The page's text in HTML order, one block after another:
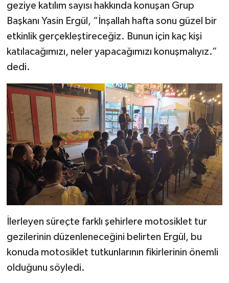
geziye katılım sayısı hakkında konuşan Grup
Başkanı Yasin Ergül, “İnşallah hafta sonu güzel bir
etkinlik gerçekleştireceğiz. Bunun için kaç kişi
katılacağımızı, neler yapacağımızı konuşmalıyız.”
dedi.
İlerleyen süreçte farklı şehirlere motosiklet tur
gezilerinin düzenleneceğini belirten Ergül, bu
konuda motosiklet tutkunlarının fikirlerinin önemli
olduğunu söyledi.
Şaphane
Simav
Siyaset
Spor
Tavşanlı
Teknoloji
Türkiye
Video Galeri
Yemek Tarifleri